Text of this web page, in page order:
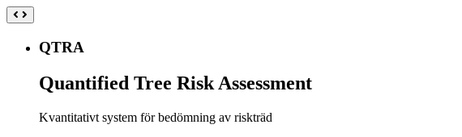
QTRA
Quantified Tree Risk Assessment
Kvantitativt system för bedömning av riskträd